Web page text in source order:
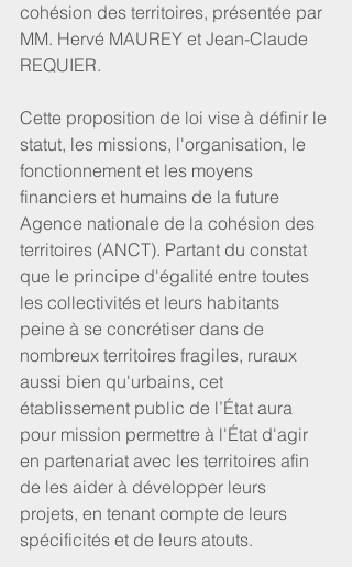
cohésion des territoires, présentée par
MM. Hervé MAUREY et Jean-Claude
REQUIER.
Cette proposition de loi vise à définir le
statut, les missions, l'organisation, le
fonctionnement et les moyens
financiers et humains de la future
Agence nationale de la cohésion des
territoires (ANCT). Partant du constat
que le principe d'égalité entre toutes
les collectivités et leurs habitants
peine à se concrétiser dans de
nombreux territoires fragiles, ruraux
aussi bien qu'urbains, cet
établissement public de l’État aura
pour mission permettre à l'État d'agir
en partenariat avec les territoires afin
de les aider à développer leurs
projets, en tenant compte de leurs
spécificités et de leurs atouts.